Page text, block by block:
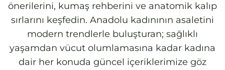
önerilerini, kumaş rehberini ve anatomik kalıp
sırlarını keşfedin. Anadolu kadınının asaletini
modern trendlerle buluşturan; sağlıklı
yaşamdan vücut olumlamasına kadar kadına
dair her konuda güncel içeriklerimize göz